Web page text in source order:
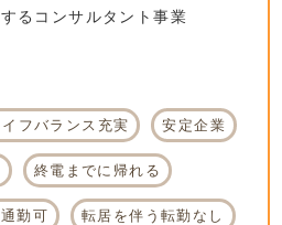
るコンサルタント事業
フバランス充実 安定企業
終電までに帰れる
勤可 転居を伴う転勤なし